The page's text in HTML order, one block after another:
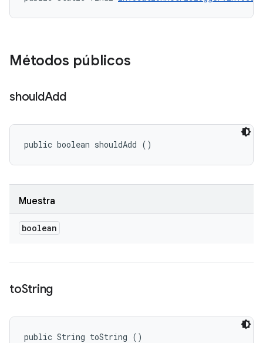
Métodos públicos
shouldAdd
public boolean shouldAdd ()
Muestra
boolean
toString
public String toString ()